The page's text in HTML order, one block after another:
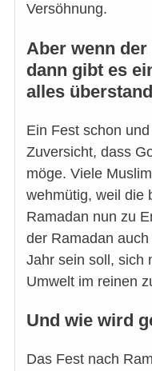
Versöhnung.
Aber wenn
dann gibt es
alles
Ein Fest schon
Zuversicht, dass
möge. Viele
wehmütig, weil die
Ramadan nun zu
der Ramadan
Jahr sein soll, sich
Umwelt im reinen
Und wie wird
Das Fest nach